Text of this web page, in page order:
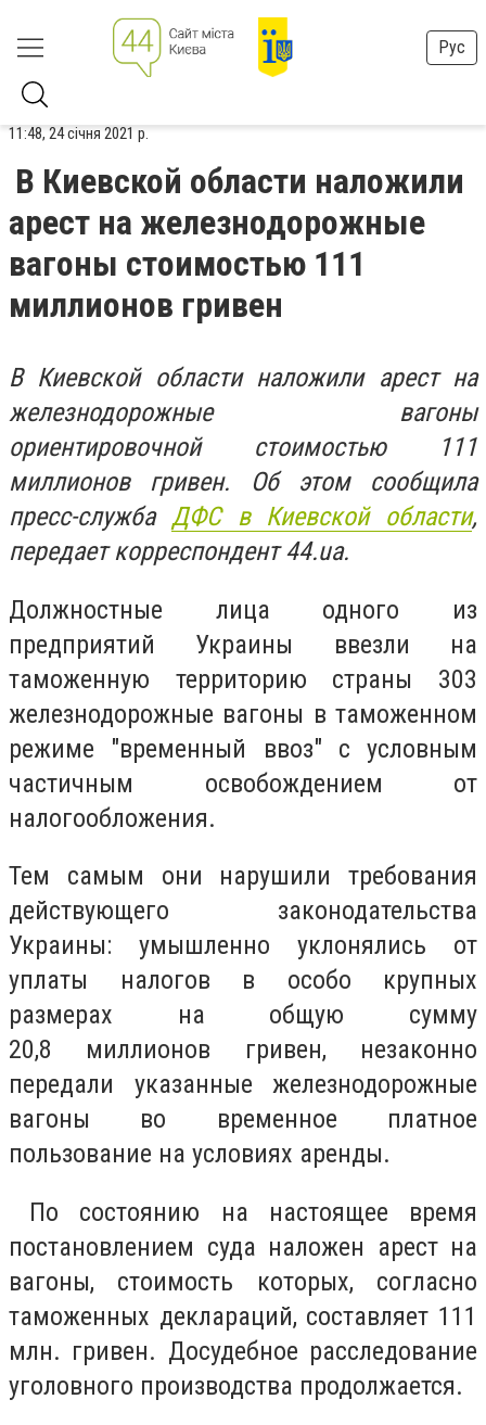
Рус
11:48, 24 січня 2021 р.
В Киевской области наложили
арест на железнодорожные
вагоны стоимостью 111
миллионов гривен
В Киевской области наложили арест на
железнодорожные вагоны
ориентировочной стоимостью 111
миллионов гривен. Об этом сообщила
пресс-служба ДФС в Киевской области,
передает корреспондент 44.ua.
Должностные лица одного из
предприятий Украины ввезли на
таможенную территорию страны 303
железнодорожные вагоны в таможенном
режиме "временный ввоз" с условным
частичным освобождением от
налогообложения.
Тем самым они нарушили требования
действующего законодательства
Украины: умышленно уклонялись от
уплаты налогов в особо крупных
размерах на общую сумму
20,8 миллионов гривен, незаконно
передали указанные железнодорожные
вагоны во временное платное
пользование на условиях аренды.
По состоянию на настоящее время
постановлением суда наложен арест на
вагоны, стоимость которых, согласно
таможенных деклараций, составляет 111
млн. гривен. Досудебное расследование
уголовного производства продолжается.